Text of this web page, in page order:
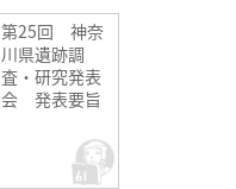
第25回 神奈
川県遺跡調
査・研究発表
会 発表要旨